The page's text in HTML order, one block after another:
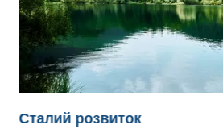
Сталий розвиток